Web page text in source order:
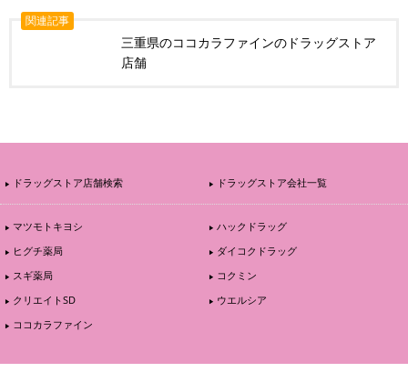
関連記事
三重県のココカラファインのドラッグストア
店舗
ドラッグストア店舗検索 ドラッグストア会社一覧
マツモトキヨシ
ハックドラッグ
ヒグチ薬局
ダイコクドラッグ
スギ薬局
コクミン
クリエイトSD
ウエルシア
ココカラファイン